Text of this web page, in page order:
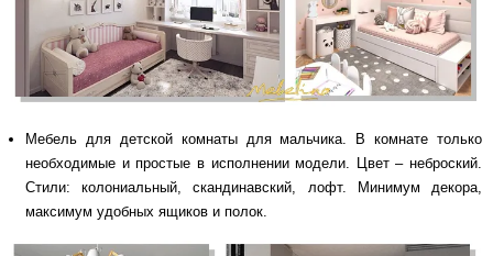
Мебель для детской комнаты для мальчика. В комнате только
необходимые и простые в исполнении модели. Цвет – неброский.
Стили: колониальный, скандинавский, лофт. Минимум декора,
максимум удобных ящиков и полок.